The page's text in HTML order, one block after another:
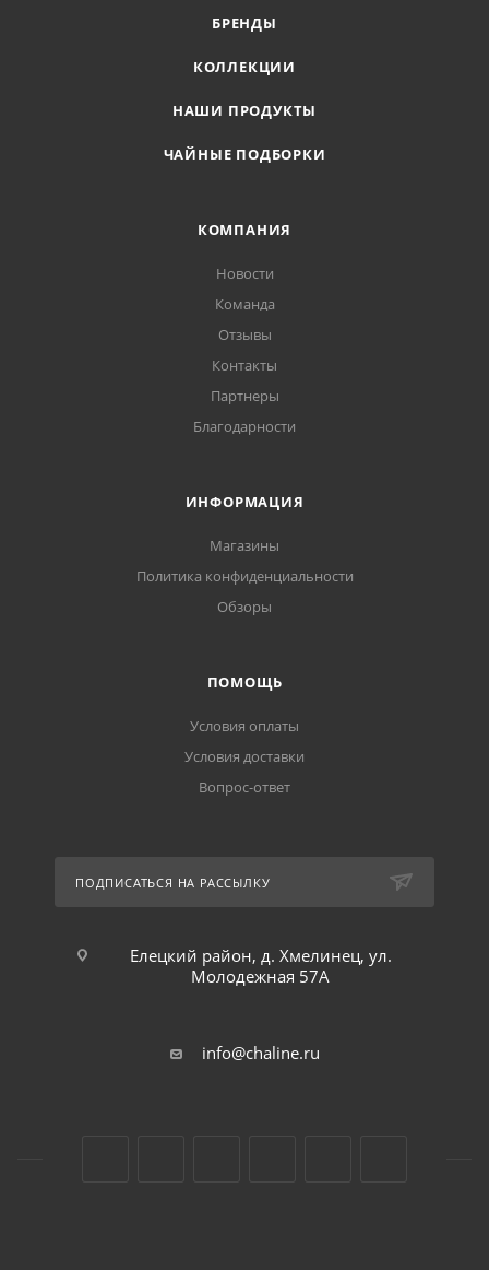
БРЕНДЫ
КОЛЛЕКЦИИ
НАШИ ПРОДУКТЫ
ЧАЙНЫЕ ПОДБОРКИ
КОМПАНИЯ
Новости
Команда
Отзывы
Контакты
Партнеры
Благодарности
ИНФОРМАЦИЯ
Магазины
Политика конфиденциальности
Обзоры
ПОМОЩЬ
Условия оплаты
Условия доставки
Вопрос-ответ
ПОДПИСАТЬСЯ НА РАССЫЛКУ
Елецкий район, д. Хмелинец, ул.
Молодежная 57А
info@chaline.ru